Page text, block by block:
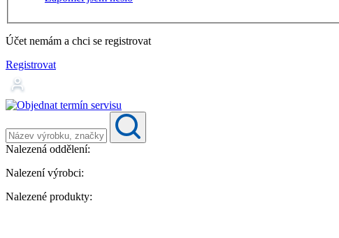
Účet nemám a chci se registrovat
Registrovat
Nalezená oddělení:
Nalezení výrobci:
Nalezené produkty: